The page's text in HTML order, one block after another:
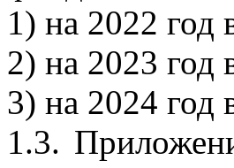
1) на 2022 год
2) на 2023 год
3) на 2024 год
1.3.